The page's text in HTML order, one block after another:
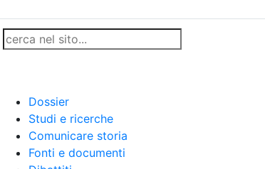
Dossier
Studi e ricerche
Comunicare storia
Fonti e documenti